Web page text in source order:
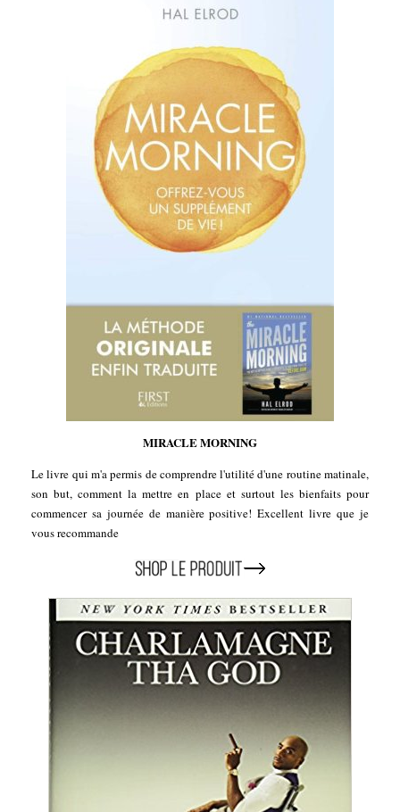
MIRACLE MORNING
Le livre qui m'a permis de comprendre l'utilité d'une routine matinale,
son but, comment la mettre en place et surtout les bienfaits pour
commencer sa journée de manière positive! Excellent livre que je
vous recommande